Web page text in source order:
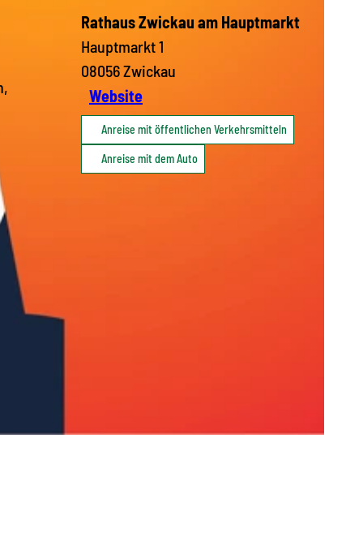
Rathaus Zwickau am Hauptmarkt
Hauptmarkt 1
08056Zwickau
Website
Anreise mit öffentlichen Verkehrsmitteln
Anreise mit dem Auto